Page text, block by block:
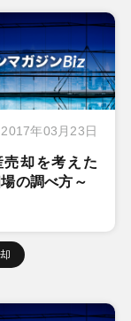
2017年03月23日
売却を考えた
の調べ方～